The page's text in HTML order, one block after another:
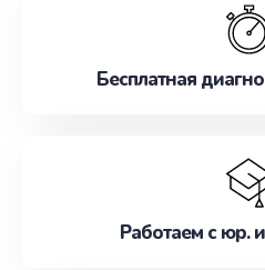
наилучшим образом. Не
Бесплатная
Работаем с юр.